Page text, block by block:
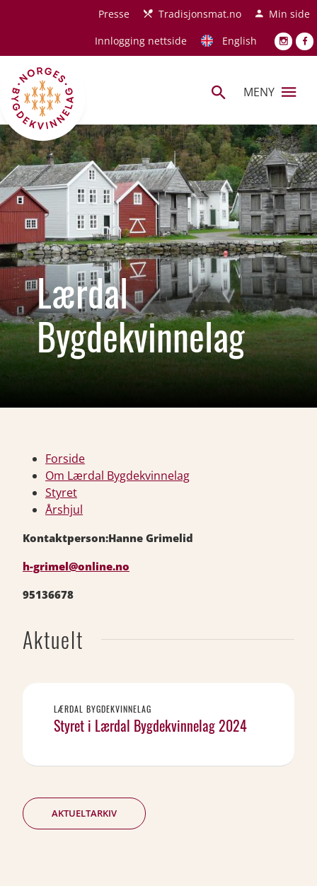
Hopp til hovedinnholdPresse Tradisjonsmat.no
Min side
Innlogging nettside
English
MENY
Lærdal
Bygdekvinnelag
Forside
Om Lærdal Bygdekvinnelag
Styret
Årshjul
Kontaktperson:Hanne Grimelid
h-grimel@online.no
95136678
Aktuelt
LÆRDAL BYGDEKVINNELAG
Styret i Lærdal Bygdekvinnelag 2024
AKTUELTARKIV